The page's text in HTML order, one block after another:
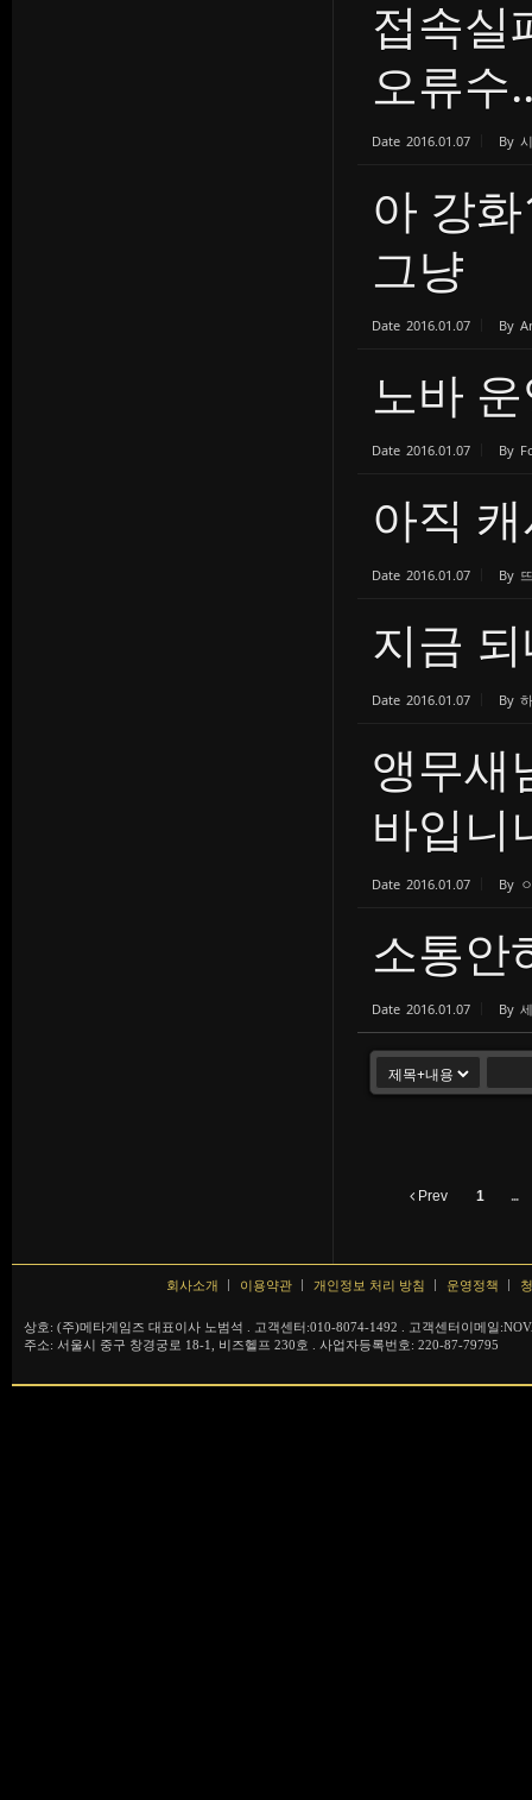
접속실
오류수
Date 2016.01.07 By
아 강
그냥
Date 2016.01.07 By
노바
Date 2016.01.07 By
아직
Date 2016.01.07 By
지금
Date 2016.01.07 By
앵무새
바입니
Date 2016.01.07 By
소통안
Date 2016.01.07 By
Prev 1 ...
회사소개 이용약관 개인정보 처리 방침 운영정책
상호: (주)메타게임즈 대표이사 노범석 . 고객센터:010-8074-1492 . 고객센터이메일
주소: 서울시 중구 창경궁로 18-1, 비즈헬프 230호 . 사업자등록번호: 220-87-79795